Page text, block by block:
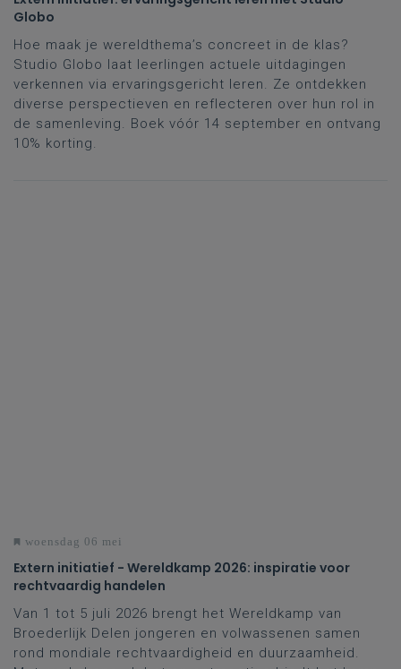
Globo
Hoe maak je wereldthema’s concreet in de klas?
Studio Globo laat leerlingen actuele uitdagingen
verkennen via ervaringsgericht leren. Ze ontdekken
diverse perspectieven en reflecteren over hun rol in
de samenleving. Boek vóór 14 september en ontvang
10% korting.
woensdag 06 mei
Extern initiatief - Wereldkamp 2026: inspiratie voor
rechtvaardig handelen
Van 1 tot 5 juli 2026 brengt het Wereldkamp van
Broederlijk Delen jongeren en volwassenen samen
rond mondiale rechtvaardigheid en duurzaamheid.